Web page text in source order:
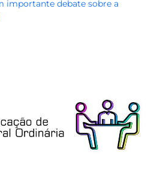
importante debate sobre a